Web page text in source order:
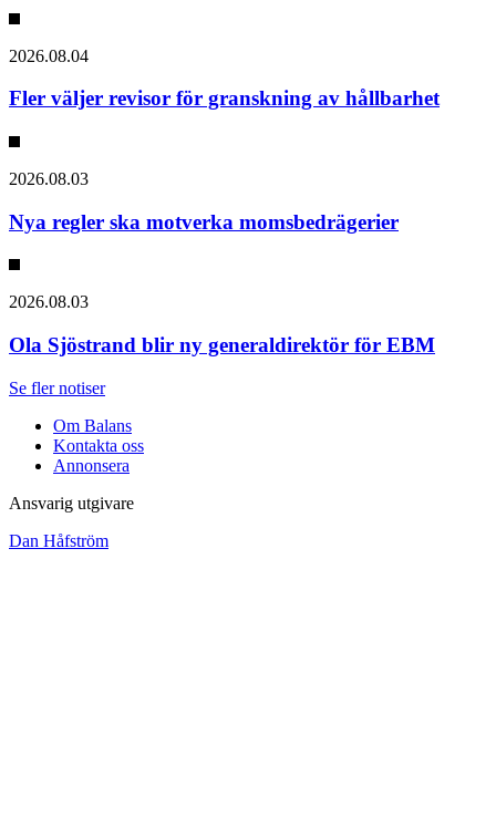
2026.08.04
Fler väljer revisor för granskning av hållbarhet
2026.08.03
Nya regler ska motverka momsbedrägerier
2026.08.03
Ola Sjöstrand blir ny generaldirektör för EBM
Se fler notiser
Om Balans
Kontakta oss
Annonsera
Ansvarig utgivare
Dan Håfström